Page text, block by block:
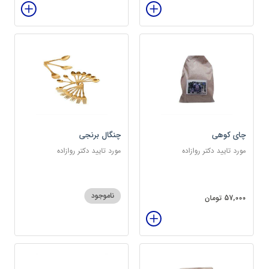
چای کوهی
مورد تایید دکتر روازاده
57,000 تومان
چنگال برنجی
مورد تایید دکتر روازاده
ناموجود